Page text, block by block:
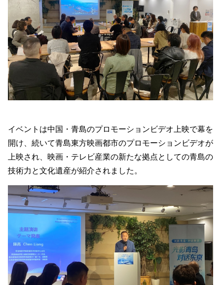
イベントは中国・青島のプロモーションビデオ上映で幕を
開け、続いて青島東方映画都市のプロモーションビデオが
上映され、映画・テレビ産業の新たな拠点としての青島の
技術力と文化遺産が紹介されました。